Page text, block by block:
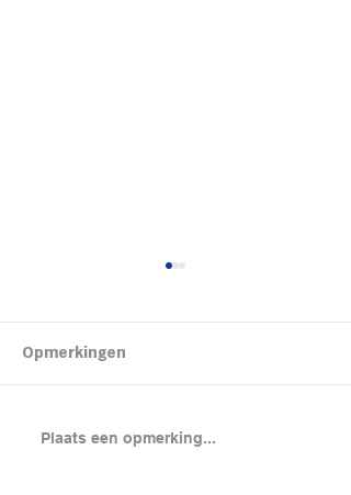
Kipsalon
Opmerkingen
Plaats een opmerking...